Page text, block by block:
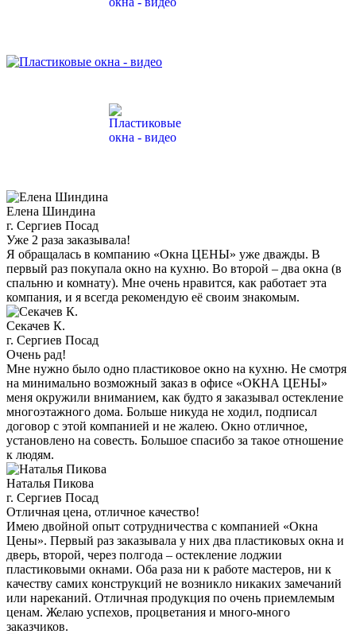
Елена Шиндина
г. Сергиев Посад
Уже 2 раза заказывала!
Я обращалась в компанию «Окна ЦЕНЫ» уже дважды. В
первый раз покупала окно на кухню. Во второй – два окна (в
спальню и комнату). Мне очень нравится, как работает эта
компания, и я всегда рекомендую её своим знакомым.
Секачев К.
г. Сергиев Посад
Очень рад!
Мне нужно было одно пластиковое окно на кухню. Не смотря
на минимально возможный заказ в офисе «ОКНА ЦЕНЫ»
меня окружили вниманием, как будто я заказывал остекление
многоэтажного дома. Больше никуда не ходил, подписал
договор с этой компанией и не жалею. Окно отличное,
установлено на совесть. Большое спасибо за такое отношение
к людям.
Наталья Пикова
г. Сергиев Посад
Отличная цена, отличное качество!
Имею двойной опыт сотрудничества с компанией «Окна
Цены». Первый раз заказывала у них два пластиковых окна и
дверь, второй, через полгода – остекление лоджии
пластиковыми окнами. Оба раза ни к работе мастеров, ни к
качеству самих конструкций не возникло никаких замечаний
или нареканий. Отличная продукция по очень приемлемым
ценам. Желаю успехов, процветания и много-много
заказчиков.